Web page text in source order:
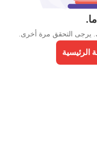
يرجى التحقق مرة أخرى.
الرئيسية